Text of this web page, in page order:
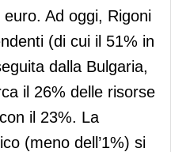
Ad oggi, Rigoni
(di cui il 51% in
dalla Bulgaria,
il 26% delle risorse
il 23%. La
(meno dell’1%) si